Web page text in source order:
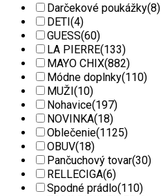
Darčekové poukážky(8)
DETI(4)
GUESS(60)
LA PIERRE(133)
MAYO CHIX(882)
Módne doplnky(110)
MUŽI(10)
Nohavice(197)
NOVINKA(18)
Oblečenie(1125)
OBUV(18)
Pančuchový tovar(30)
RELLECIGA(6)
Spodné prádlo(110)